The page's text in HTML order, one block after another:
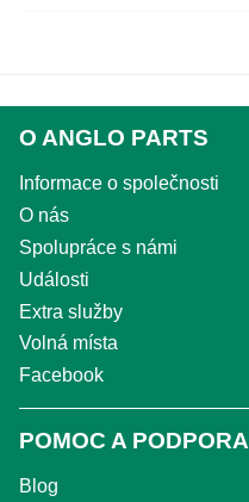
O ANGLO PARTS
Informace o společnosti
O nás
Spolupráce s námi
Události
Extra služby
Volná místa
Facebook
POMOC A PODPORA
Blog